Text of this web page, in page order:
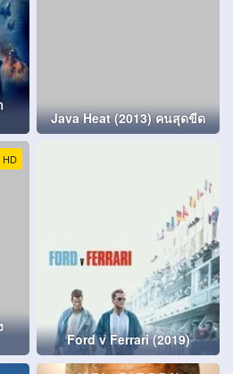
Java Heat (2013) คนสุดขีด
HD
Ford v Ferrari (2019)